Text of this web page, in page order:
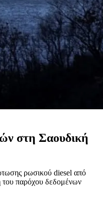
στη Σαουδική
ρωσικού diesel από
παρόχου δεδομένων